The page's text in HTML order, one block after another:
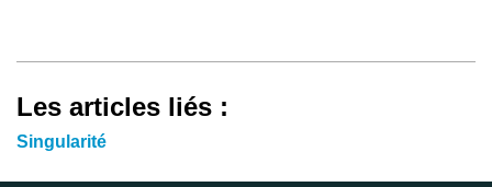
Les articles liés :
Singularité